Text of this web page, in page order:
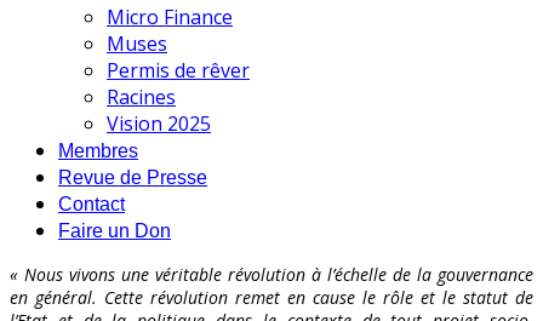
Micro Finance
Muses
Permis de rêver
Racines
Vision 2025
Membres
Revue de Presse
Contact
Faire un Don
« Nous vivons une véritable révolution à l’échelle de la gouvernance
en général. Cette révolution remet en cause le rôle et le statut de